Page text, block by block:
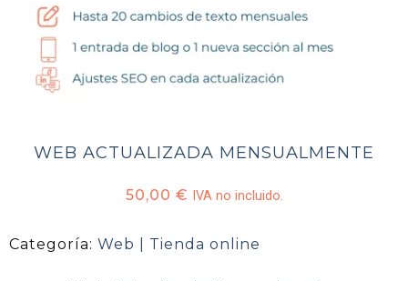
WEB ACTUALIZADA MENSUALMENTE
50,00 € IVA no incluido.
Categoría: Web | Tienda online